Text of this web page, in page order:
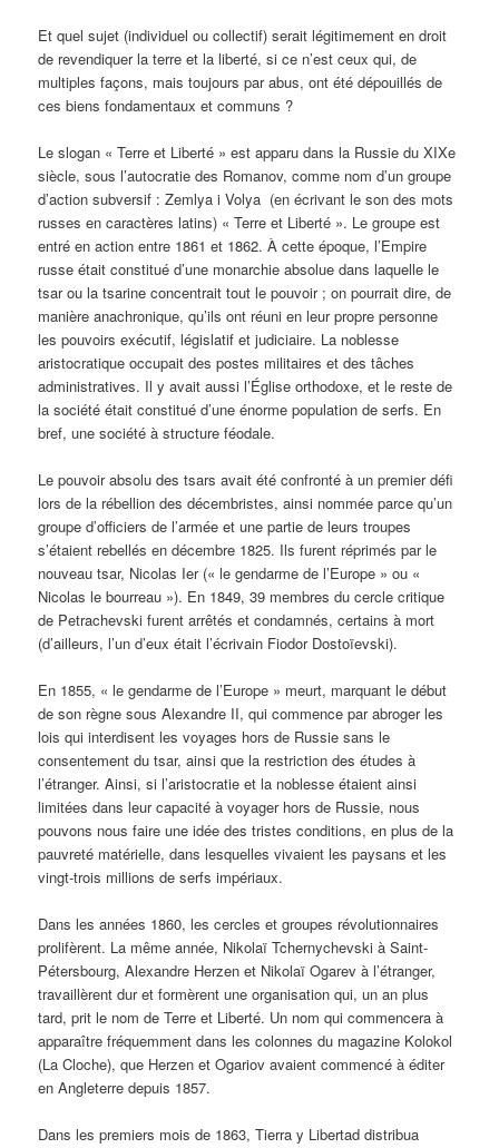
Et quel sujet (individuel ou collectif) serait légitimement en droit
de revendiquer la terre et la liberté, si ce n’est ceux qui, de
multiples façons, mais toujours par abus, ont été dépouillés de
ces biens fondamentaux et communs ?
Le slogan « Terre et Liberté » est apparu dans la Russie du XIXe
siècle, sous l’autocratie des Romanov, comme nom d’un groupe
d’action subversif : Zemlya i Volya (en écrivant le son des mots
russes en caractères latins) « Terre et Liberté ». Le groupe est
entré en action entre 1861 et 1862. À cette époque, l’Empire
russe était constitué d’une monarchie absolue dans laquelle le
tsar ou la tsarine concentrait tout le pouvoir ; on pourrait dire, de
manière anachronique, qu’ils ont réuni en leur propre personne
les pouvoirs exécutif, législatif et judiciaire. La noblesse
aristocratique occupait des postes militaires et des tâches
administratives. Il y avait aussi l’Église orthodoxe, et le reste de
la société était constitué d’une énorme population de serfs. En
bref, une société à structure féodale.
Le pouvoir absolu des tsars avait été confronté à un premier défi
lors de la rébellion des décembristes, ainsi nommée parce qu’un
groupe d’officiers de l’armée et une partie de leurs troupes
s’étaient rebellés en décembre 1825. Ils furent réprimés par le
nouveau tsar, Nicolas Ier (« le gendarme de l’Europe » ou «
Nicolas le bourreau »). En 1849, 39 membres du cercle critique
de Petrachevski furent arrêtés et condamnés, certains à mort
(d’ailleurs, l’un d’eux était l’écrivain Fiodor Dostoïevski).
En 1855, « le gendarme de l’Europe » meurt, marquant le début
de son règne sous Alexandre II, qui commence par abroger les
lois qui interdisent les voyages hors de Russie sans le
consentement du tsar, ainsi que la restriction des études à
l’étranger. Ainsi, si l’aristocratie et la noblesse étaient ainsi
limitées dans leur capacité à voyager hors de Russie, nous
pouvons nous faire une idée des tristes conditions, en plus de la
pauvreté matérielle, dans lesquelles vivaient les paysans et les
vingt-trois millions de serfs impériaux.
Dans les années 1860, les cercles et groupes révolutionnaires
prolifèrent. La même année, Nikolaï Tchernychevski à Saint-
Pétersbourg, Alexandre Herzen et Nikolaï Ogarev à l’étranger,
travaillèrent dur et formèrent une organisation qui, un an plus
tard, prit le nom de Terre et Liberté. Un nom qui commencera à
apparaître fréquemment dans les colonnes du magazine Kolokol
(La Cloche), que Herzen et Ogariov avaient commencé à éditer
en Angleterre depuis 1857.
Dans les premiers mois de 1863, Tierra y Libertad distribua